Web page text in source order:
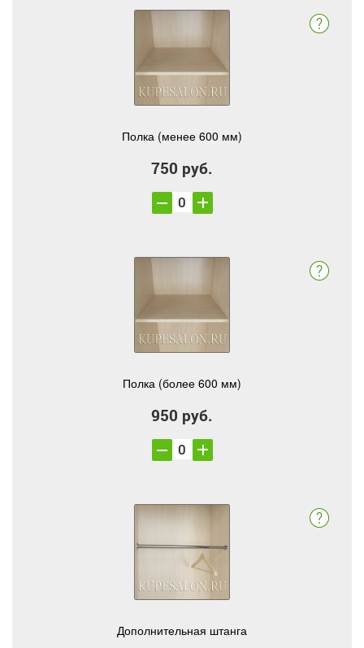
Полка (менее 600 мм)
750 руб.
Полка (более 600 мм)
950 руб.
Дополнительная штанга